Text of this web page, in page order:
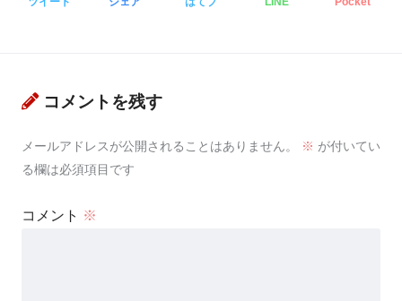
コメントを残す
メールアドレスが公開されることはありません。 ※ が付いてい
る欄は必須項目です
コメント ※